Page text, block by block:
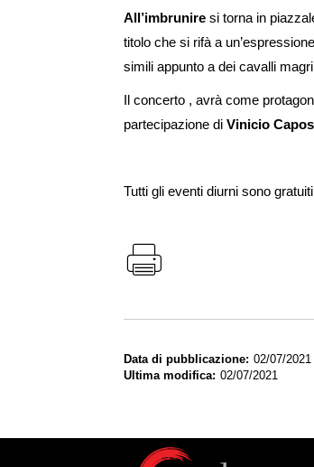
All’imbrunire si torna in
titolo che si rifà a
simili appunto a dei cavalli
Il concerto , avrà come
partecipazione di Vinicio
Tutti gli eventi diurni sono
Data di pubblicazione
02/07/2021
Ultima modifica
02/07/2021